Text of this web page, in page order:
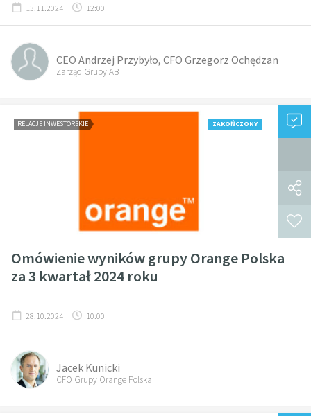
13.11.2024 12:00
CEO Andrzej Przybyło, CFO Grzegorz Ochędzan
Zarząd Grupy AB
RELACJE INWESTORSKIE ZAKOŃCZONY
Omówienie wyników grupy Orange Polska
za 3 kwartał 2024 roku
28.10.2024 10:00
Jacek Kunicki
CFO Grupy Orange Polska